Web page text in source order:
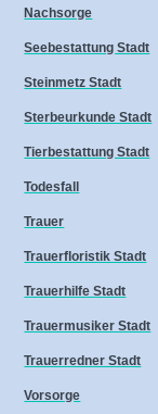
Nachsorge
Seebestattung Stadt
Steinmetz Stadt
Sterbeurkunde Stadt
Tierbestattung Stadt
Todesfall
Trauer
Trauerfloristik Stadt
Trauerhilfe Stadt
Trauermusiker Stadt
Trauerredner Stadt
Vorsorge